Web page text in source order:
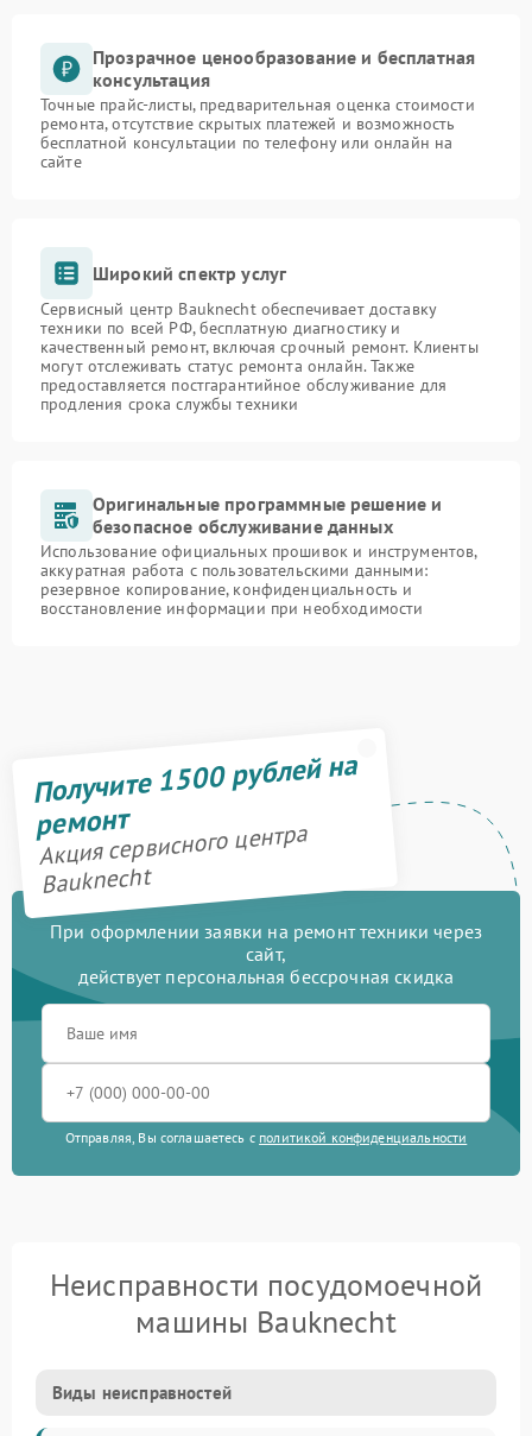
Прозрачное ценообразование и бесплатная
консультация
Точные прайс-листы, предварительная оценка стоимости
ремонта, отсутствие скрытых платежей и возможность
бесплатной консультации по телефону или онлайн на
сайте
Широкий спектр услуг
Сервисный центр Bauknecht обеспечивает доставку
техники по всей РФ, бесплатную диагностику и
качественный ремонт, включая срочный ремонт. Клиенты
могут отслеживать статус ремонта онлайн. Также
предоставляется постгарантийное обслуживание для
продления срока службы техники
Оригинальные программные решение и
безопасное обслуживание данных
Использование официальных прошивок и инструментов,
аккуратная работа с пользовательскими данными:
резервное копирование, конфиденциальность и
восстановление информации при необходимости
Получите 1500 рублей на
ремонт
Акция сервисного центра
Bauknecht
При оформлении заявки на ремонт техники через
сайт,
действует персональная бессрочная скидка
Отправляя, Вы соглашаетесь с политикой конфиденциальности
Неисправности посудомоечной
машины Bauknecht
Виды неисправностей